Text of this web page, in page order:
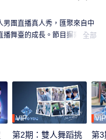
男團直播真人秀，匯聚來自中
舞臺的成長。節目摒棄傳統
全部
VIP
第2期：雙人舞蹈挑
VIP
第3